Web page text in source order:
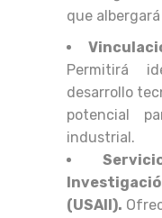
que
Permitirá
desarrollo
potencial
industrial.
(USAII).